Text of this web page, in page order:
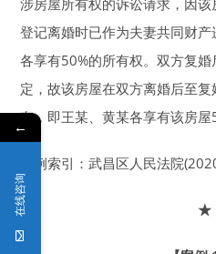
涉房屋所有权的诉讼请求，因
登记离婚时已作为夫妻共同财
各享有50%的所有权。双方复
定，故该房屋在双方离婚后至
有，即王某、黄某各享有该房屋
案例索引：武昌区人民法院
★
←
在线咨询